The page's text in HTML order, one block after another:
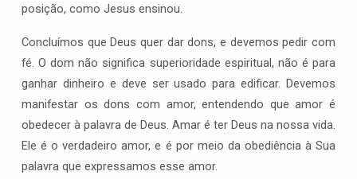
posição, como Jesus ensinou.
Concluímos que Deus quer dar dons, e devemos pedir com
fé. O dom não significa superioridade espiritual, não é para
ganhar dinheiro e deve ser usado para edificar. Devemos
manifestar os dons com amor, entendendo que amor é
obedecer à palavra de Deus. Amar é ter Deus na nossa vida.
Ele é o verdadeiro amor, e é por meio da obediência à Sua
palavra que expressamos esse amor.